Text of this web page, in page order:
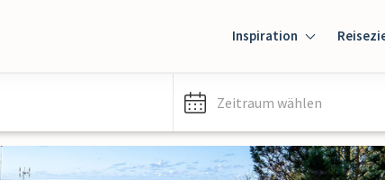
Inspiration
Zeitraum wählen